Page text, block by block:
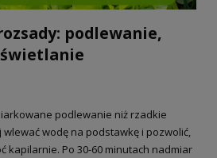
podlewanie,
podlewanie niż rzadkie
wodę na podstawkę i pozwolić,
kapilarnie. Po 30-60 minutach nadmiar